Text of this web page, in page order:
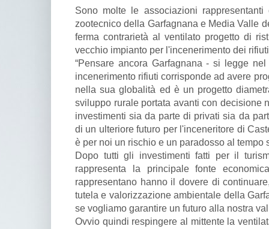
Sono molte le associazioni
zootecnico della Garfagnana e Media Valle
ferma contrarietà al ventilato progetto di
vecchio impianto per l'incenerimento dei
“Pensare ancora Garfagnana - si legge
incenerimento rifiuti corrisponde ad avere
nella sua globalità ed è un progetto
sviluppo rurale portata avanti con decisione
investimenti sia da parte di privati sia da
di un ulteriore futuro per l'inceneritore di
è per noi un rischio e un paradosso al tempo
Dopo tutti gli investimenti fatti per il
rappresenta la principale fonte
rappresentano hanno il dovere di
tutela e valorizzazione ambientale della
se vogliamo garantire un futuro alla nostra
Ovvio quindi respingere al mittente la